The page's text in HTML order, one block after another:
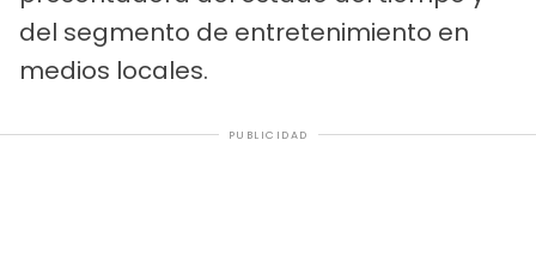
del segmento de entretenimiento en
medios locales.
PUBLICIDAD